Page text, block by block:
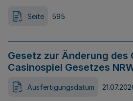
Seite 595
Gesetz zur Änderung des
Casinospiel Gesetzes
Ausfertigungsdatum